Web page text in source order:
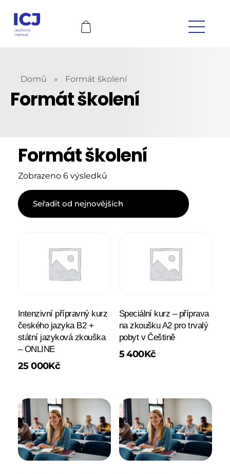
Domů » Formát školení
Formát školení
Formát školení
Zobrazeno 6 výsledků
Intenzivní přípravný kurz
českého jazyka B2 +
státní jazyková zkouška
– ONLINE
25 000Kč
Speciální kurz – příprava
na zkoušku A2 pro trvalý
pobyt v Češtině
5 400Kč